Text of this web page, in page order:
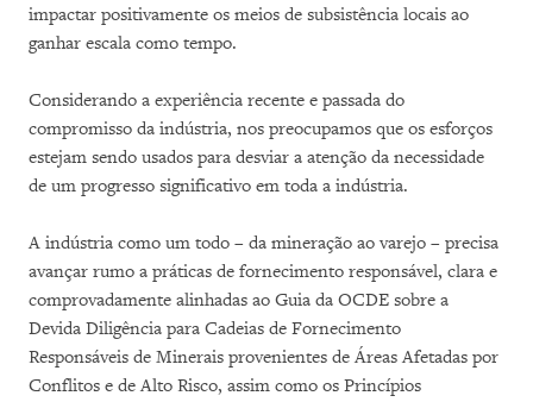
impactar positivamente os meios de subsistência locais ao
ganhar escala como tempo.
Considerando a experiência recente e passada do
compromisso da indústria, nos preocupamos que os esforços
estejam sendo usados ​​para desviar a atenção da necessidade
de um progresso significativo em toda a indústria.
A indústria como um todo – da mineração ao varejo – precisa
avançar rumo a práticas de fornecimento responsável, clara e
comprovadamente alinhadas ao Guia da OCDE sobre a
Devida Diligência para Cadeias de Fornecimento
Responsáveis ​​de Minerais provenientes de Áreas Afetadas por
Conflitos e de Alto Risco, assim como os Princípios